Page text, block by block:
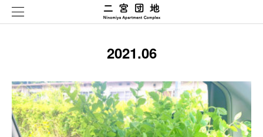
2021.06